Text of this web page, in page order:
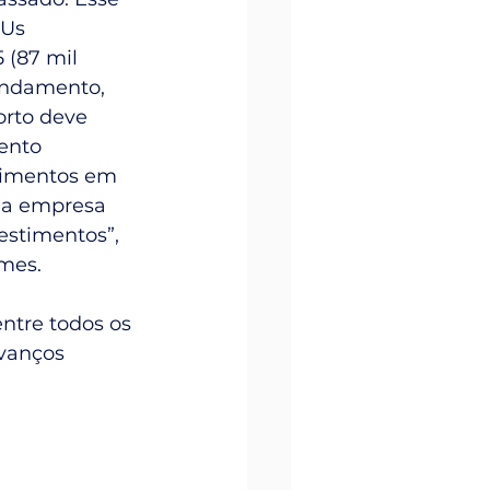
(87 mil
deve
em
empresa
todos os